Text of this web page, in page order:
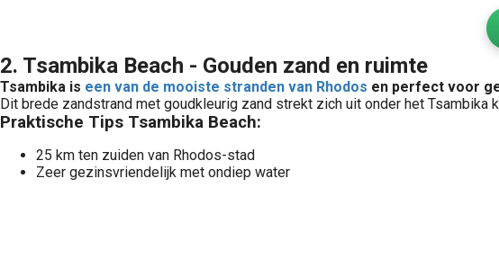
2. Tsambika Beach - Gouden zand en ruimte
Tsambika is een van de mooiste stranden van Rhodos en perfect voor
Dit brede zandstrand met goudkleurig zand strekt zich uit onder het
Praktische Tips Tsambika Beach:
25 km ten zuiden van Rhodos-stad
Zeer gezinsvriendelijk met ondiep water